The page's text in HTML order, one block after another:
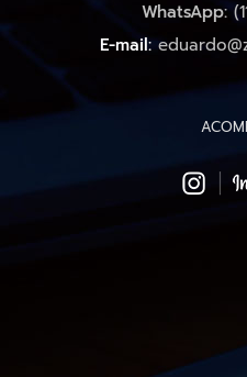
WhatsApp:
E-mail: